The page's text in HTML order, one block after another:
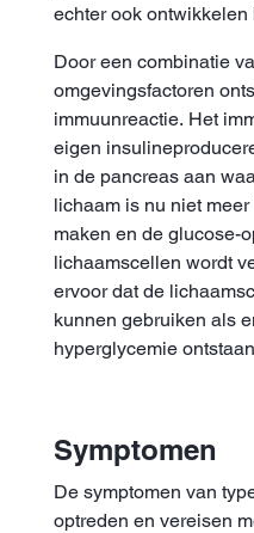
echter ook
Door een combinatie
omgevingsfactoren
immuunreactie. Het
eigen
in de pancreas aan
lichaam is nu niet
maken en de glucose-
lichaamscellen wordt
ervoor dat de
kunnen gebruiken als
hyperglycemie
Symptomen
De symptomen van
optreden en vereisen